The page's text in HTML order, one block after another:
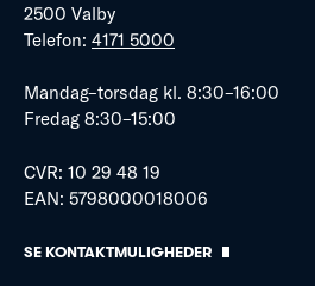
2500 Valby
Telefon: 4171 5000
Mandag–torsdag kl. 8:30–16:00
Fredag 8:30–15:00
CVR: 10 29 48 19
EAN: 5798000018006
SE KONTAKTMULIGHEDER